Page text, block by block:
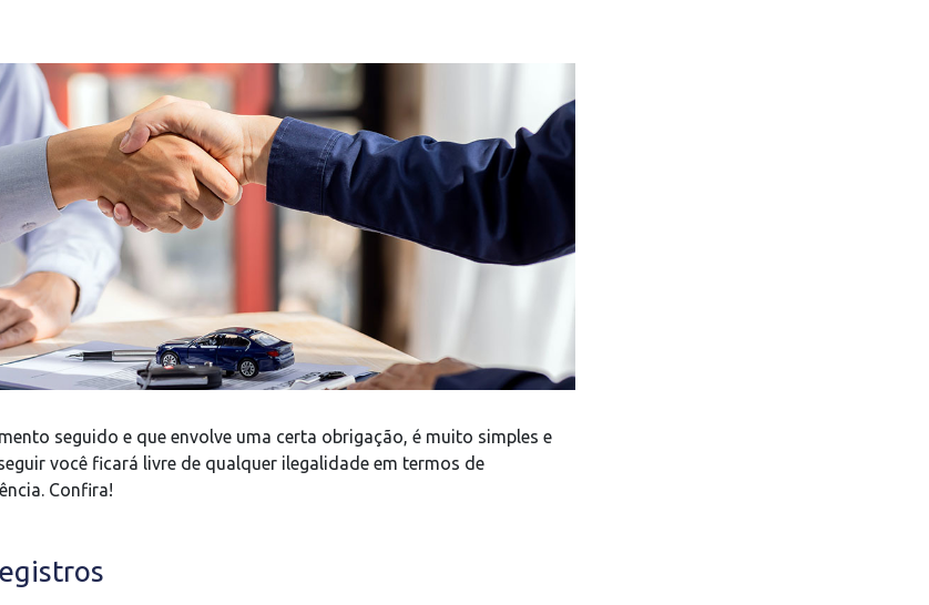
seguido e que envolve uma certa obrigação, é muito simples e
você ficará livre de qualquer ilegalidade em termos de
Confira!